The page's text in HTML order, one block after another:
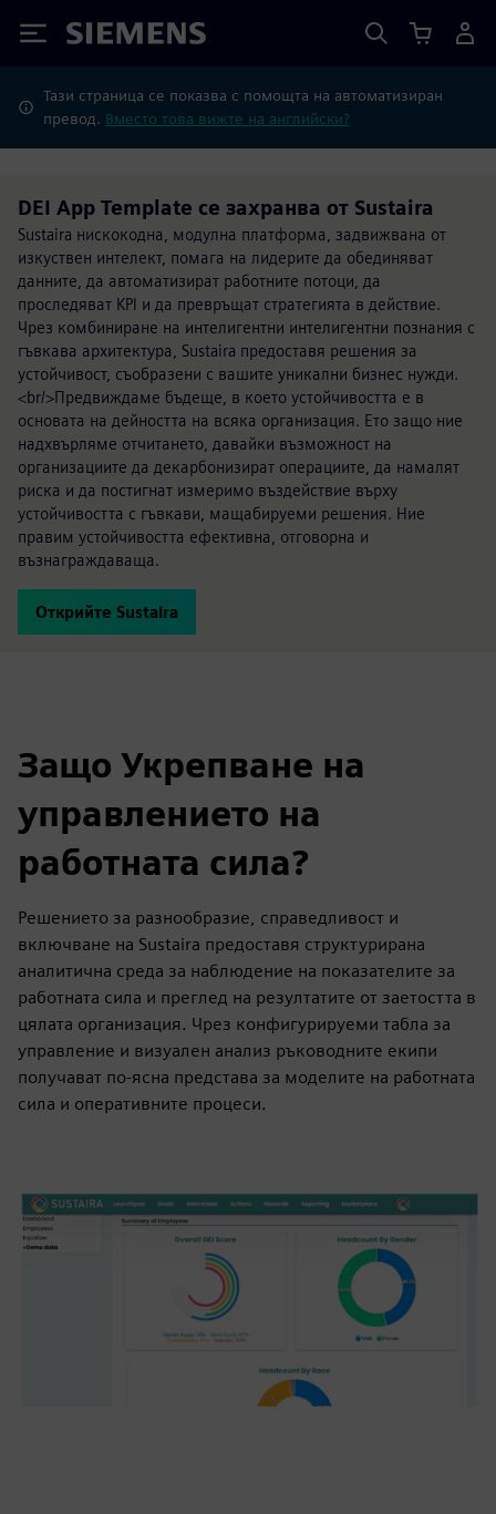
Siemens
Тази страница се показва с помощта на автоматизиран
превод. Вместо това вижте на английски?
DEI App Template се захранва от Sustaira
Sustaira нискокодна, модулна платформа, задвижвана от
изкуствен интелект, помага на лидерите да обединяват
данните, да автоматизират работните потоци, да
проследяват KPI и да превръщат стратегията в действие.
Чрез комбиниране на интелигентни интелигентни познания с
гъвкава архитектура, Sustaira предоставя решения за
устойчивост, съобразени с вашите уникални бизнес нужди.
<br/>Предвиждаме бъдеще, в което устойчивостта е в
основата на дейността на всяка организация. Ето защо ние
надхвърляме отчитането, давайки възможност на
организациите да декарбонизират операциите, да намалят
риска и да постигнат измеримо въздействие върху
устойчивостта с гъвкави, мащабируеми решения. Ние
правим устойчивостта ефективна, отговорна и
възнаграждаваща.
Открийте Sustaira
Защо Укрепване на
управлението на
работната сила?
Решението за разнообразие, справедливост и
включване на Sustaira предоставя структурирана
аналитична среда за наблюдение на показателите за
работната сила и преглед на резултатите от заетостта в
цялата организация. Чрез конфигурируеми табла за
управление и визуален анализ ръководните екипи
получават по-ясна представа за моделите на работната
сила и оперативните процеси.